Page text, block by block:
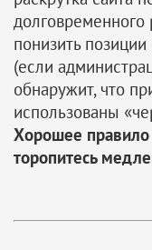
долговременного
понизить
(если
обнаружит, что
использованы
Хорошее правило
торопитесь